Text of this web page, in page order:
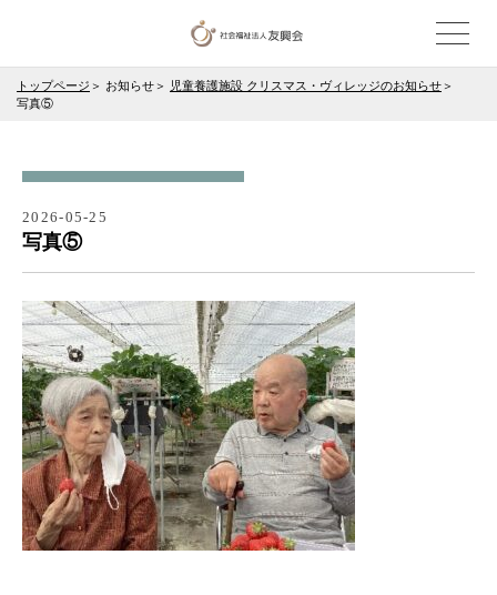
トップページ お知らせ
児童養護施設 クリスマス・ヴィレッジのお知らせ
写真⑤
2026-05-25
写真⑤